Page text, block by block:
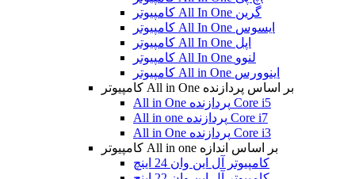
کامپیوتر All In One گرین
کامپیوتر All In One ایسوس
کامپیوتر All In One اپل
کامپیوتر All In One لنوو
کامپیوتر All in One اینوورس
کامپیوتر All in One بر اساس پردازنده
All in One پردازنده Core i5
All in one پردازنده Core i7
All in One پردازنده Core i3
کامپیوتر All in one بر اساس اندازه
کامپیوتر آل این وان 24 اینچ